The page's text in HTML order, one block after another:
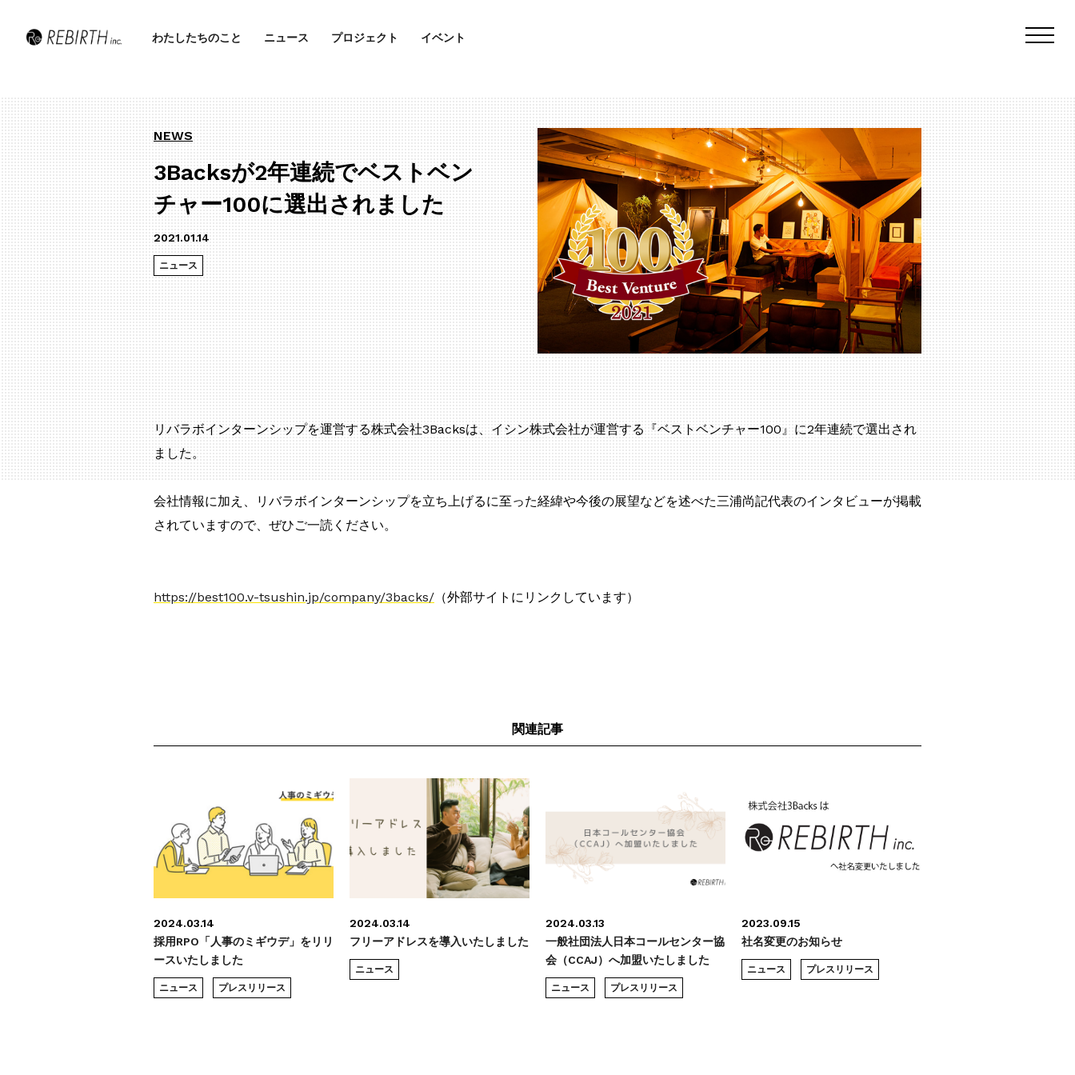
わたしたちのこと ニュース プロジェクト イベント
NEWS
3Backsが2年連続でベストベン
チャー100に選出されました
2021.01.14
ニュース
リバラボインターンシップを運営する株式会社3Backsは、イシン株式会社が運営する『ベストベンチャー100』に2年連続で選出され
ました。
会社情報に加え、リバラボインターンシップを立ち上げるに至った経緯や今後の展望などを述べた三浦尚記代表のインタビューが掲載
されていますので、ぜひご一読ください。
https://best100.v-tsushin.jp/company/3backs/ （外部サイトにリンクしています）
関連記事
2024.03.14
採用RPO「人事のミギウデ」をリリ
ースいたしました
ニュース プレスリリース
2024.03.14
フリーアドレスを導入いたしました
ニュース
2024.03.13
一般社団法人日本コールセンター協
会（CCAJ）へ加盟いたしました
ニュース プレスリリース
2023.09.15
社名変更のお知らせ
ニュース プレスリリース